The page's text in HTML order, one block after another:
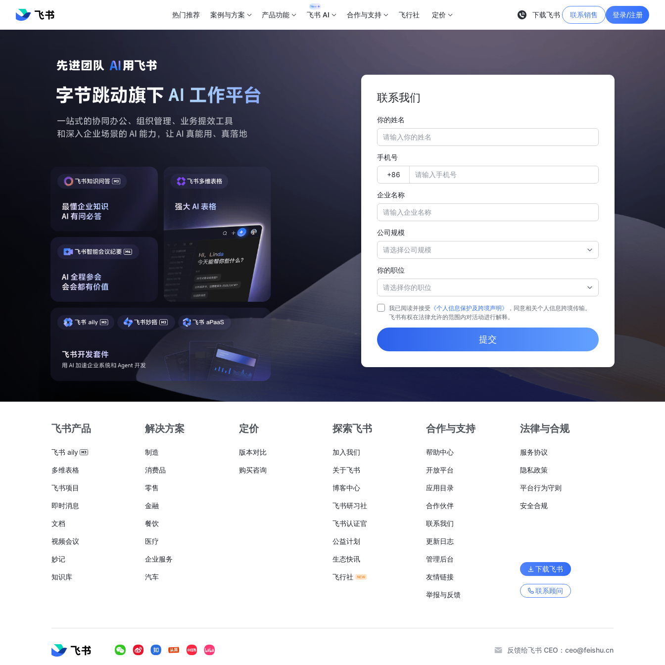
热门推荐 案例与方案 产品功能 飞书 AI 合作与支持 飞行社 定价 下载飞书 联系销售 登录/注册
联系我们
你的姓名
手机号
企业名称
公司规模
请选择公司规模
你的职位
请选择你的职位
我已阅读并接受 《个人信息保护及跨境声明》
，同意相关个人信息跨境传输。
飞书有权在法律允许的范围内对活动进行解释。
提交
飞书产品
飞书 aily
多维表格
飞书项目
即时消息
文档
视频会议
妙记
知识库
解决方案
制造
消费品
零售
金融
餐饮
医疗
企业服务
汽车
定价
版本对比
购买咨询
探索飞书
加入我们
关于飞书
博客中心
飞书研习社
飞书认证官
公益计划
生态快讯
飞行社
合作与支持
帮助中心
开放平台
应用目录
合作伙伴
联系我们
更新日志
管理后台
友情链接
举报与反馈
法律与合规
服务协议
隐私政策
平台行为守则
安全合规
下载飞书
联系顾问
反馈给飞书 CEO： ceo@feishu.cn